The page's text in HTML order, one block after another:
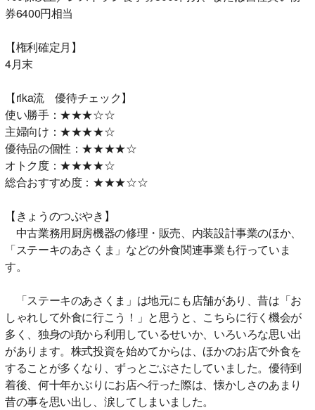
券6400円相当
【権利確定月】
4月末
【rika流 優待チェック】
使い勝手：★★★☆☆
主婦向け：★★★★☆
優待品の個性：★★★★☆
オトク度：★★★★☆
総合おすすめ度：★★★☆☆
【きょうのつぶやき】
中古業務用厨房機器の修理・販売、内装設計事業のほか、
「ステーキのあさくま」などの外食関連事業も行っていま
す。
「ステーキのあさくま」は地元にも店舗があり、昔は「お
しゃれして外食に行こう！」と思うと、こちらに行く機会が
多く、独身の頃から利用しているせいか、いろいろな思い出
があります。株式投資を始めてからは、ほかのお店で外食を
することが多くなり、ずっとごぶさたしていました。優待到
着後、何十年かぶりにお店へ行った際は、懐かしさのあまり
昔の事を思い出し、涙してしまいました。